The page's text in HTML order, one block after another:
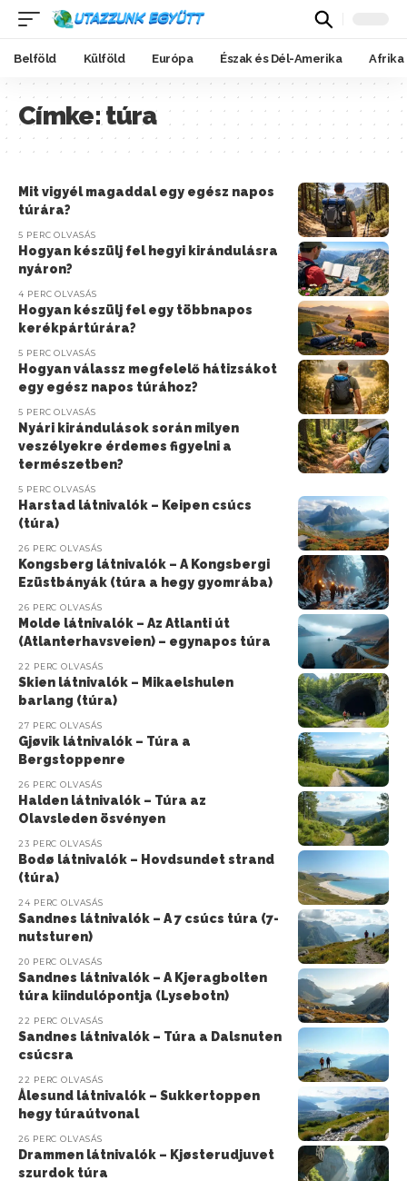
Belföld Külföld Európa Észak és Dél-Amerika Afrika
Címke:túra
Mit vigyél magaddal egy egész napos
túrára?
5 PERC OLVASÁS
Hogyan készülj fel hegyi kirándulásra
nyáron?
4 PERC OLVASÁS
Hogyan készülj fel egy többnapos
kerékpártúrára?
5 PERC OLVASÁS
Hogyan válassz megfelelő hátizsákot
egy egész napos túrához?
5 PERC OLVASÁS
Nyári kirándulások során milyen
veszélyekre érdemes figyelni a
természetben?
5 PERC OLVASÁS
Harstad látnivalók – Keipen csúcs
(túra)
26 PERC OLVASÁS
Kongsberg látnivalók – A Kongsbergi
Ezüstbányák (túra a hegy gyomrába)
26 PERC OLVASÁS
Molde látnivalók – Az Atlanti út
(Atlanterhavsveien) – egynapos túra
22 PERC OLVASÁS
Skien látnivalók – Mikaelshulen
barlang (túra)
27 PERC OLVASÁS
Gjøvik látnivalók – Túra a
Bergstoppenre
26 PERC OLVASÁS
Halden látnivalók – Túra az
Olavsleden ösvényen
23 PERC OLVASÁS
Bodø látnivalók – Hovdsundet strand
(túra)
24 PERC OLVASÁS
Sandnes látnivalók – A 7 csúcs túra (7-
nutsturen)
20 PERC OLVASÁS
Sandnes látnivalók – A Kjeragbolten
túra kiindulópontja (Lysebotn)
22 PERC OLVASÁS
Sandnes látnivalók – Túra a Dalsnuten
csúcsra
22 PERC OLVASÁS
Ålesund látnivalók – Sukkertoppen
hegy túraútvonal
26 PERC OLVASÁS
Drammen látnivalók – Kjøsterudjuvet
szurdok túra